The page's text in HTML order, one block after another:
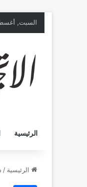
السبت, أغسطس 8
الرئيسية
الرئيسية /